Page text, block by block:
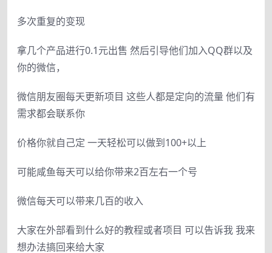
多次重复的变现
拿几个产品进行0.1元出售 然后引导他们加入QQ群以及
你的微信，
微信朋友圈每天更新项目 这些人都是定向的流量 他们有
需求都会联系你
价格你就自己定 一天轻松可以做到100+以上
可能咸鱼每天可以给你带来2百左右一个号
微信每天可以带来几百的收入
大家在外部看到什么好的教程或者项目 可以告诉我 我来
想办法搞回来给大家